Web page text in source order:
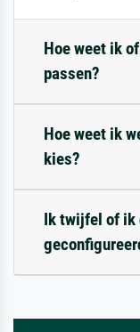
Hoe weet ik
passen?
Hoe weet ik
kies?
Ik twijfel of ik